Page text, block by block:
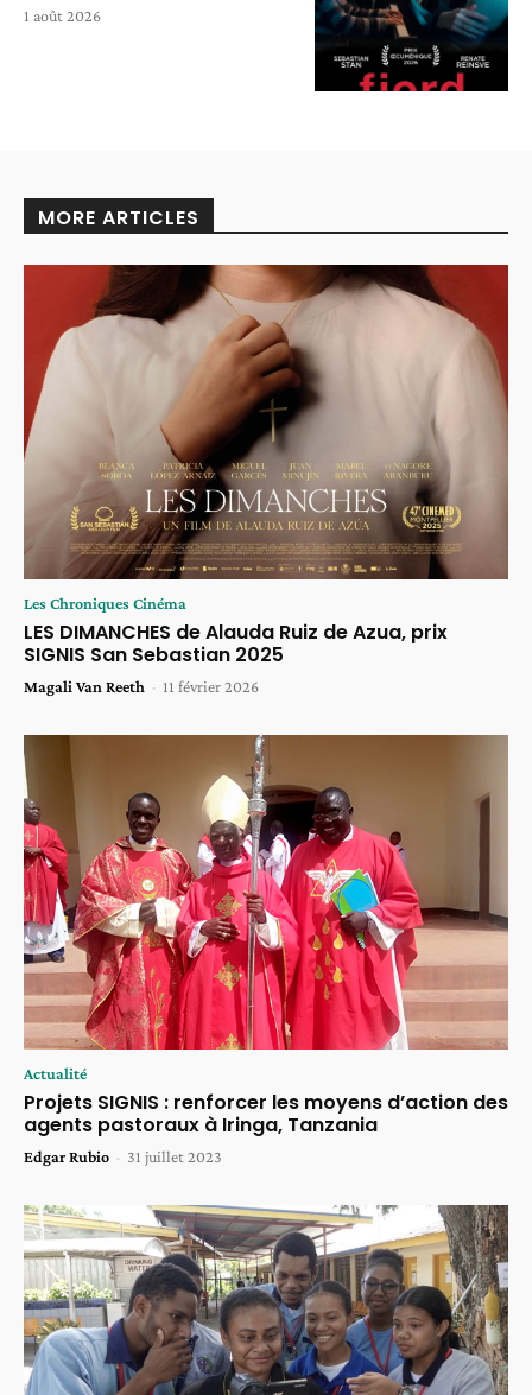
1 août 2026
MORE ARTICLES
Les Chroniques Cinéma
LES DIMANCHES de Alauda Ruiz de Azua, prix
SIGNIS San Sebastian 2025
Magali Van Reeth - 11 février 2026
Actualité
Projets SIGNIS : renforcer les moyens d’action des
agents pastoraux à Iringa, Tanzania
Edgar Rubio - 31 juillet 2023